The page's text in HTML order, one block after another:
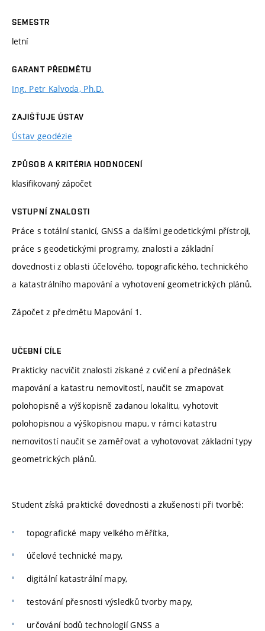
SEMESTR
letní
GARANT PŘEDMĚTU
Ing. Petr Kalvoda, Ph.D.
ZAJIŠŤUJE ÚSTAV
Ústav geodézie
ZPŮSOB A KRITÉRIA HODNOCENÍ
klasifikovaný zápočet
VSTUPNÍ ZNALOSTI
Práce s totální stanicí, GNSS a dalšími geodetickými přístroji,
práce s geodetickými programy, znalosti a základní
dovednosti z oblasti účelového, topografického, technického
a katastrálního mapování a vyhotovení geometrických plánů.
Zápočet z předmětu Mapování 1.
UČEBNÍ CÍLE
Prakticky nacvičit znalosti získané z cvičení a přednášek
mapování a katastru nemovitostí, naučit se zmapovat
polohopisně a výškopisně zadanou lokalitu, vyhotovit
polohopisnou a výškopisnou mapu, v rámci katastru
nemovitostí naučit se zaměřovat a vyhotovovat základní typy
geometrických plánů.
Student získá praktické dovednosti a zkušenosti při tvorbě:
topografické mapy velkého měřítka,
účelové technické mapy,
digitální katastrální mapy,
testování přesnosti výsledků tvorby mapy,
určování bodů technologií GNSS a